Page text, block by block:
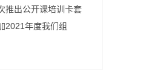
推出公开课培训卡套
2021年度我们组